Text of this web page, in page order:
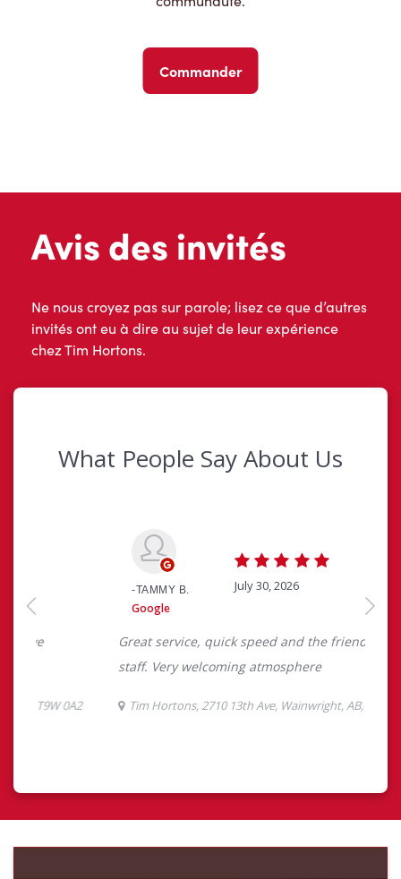
Commander
Avis des invités
Ne nous croyez pas sur parole; lisez ce que d’autres
invités ont eu à dire au sujet de leur expérience
chez Tim Hortons.